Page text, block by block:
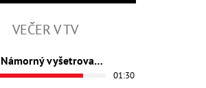
VEČER V TV
NCIS - Námorný vyšetrovací úrad
01:30